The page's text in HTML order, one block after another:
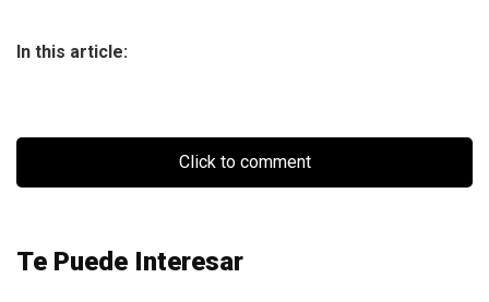
In this article:
Click to comment
Te Puede Interesar